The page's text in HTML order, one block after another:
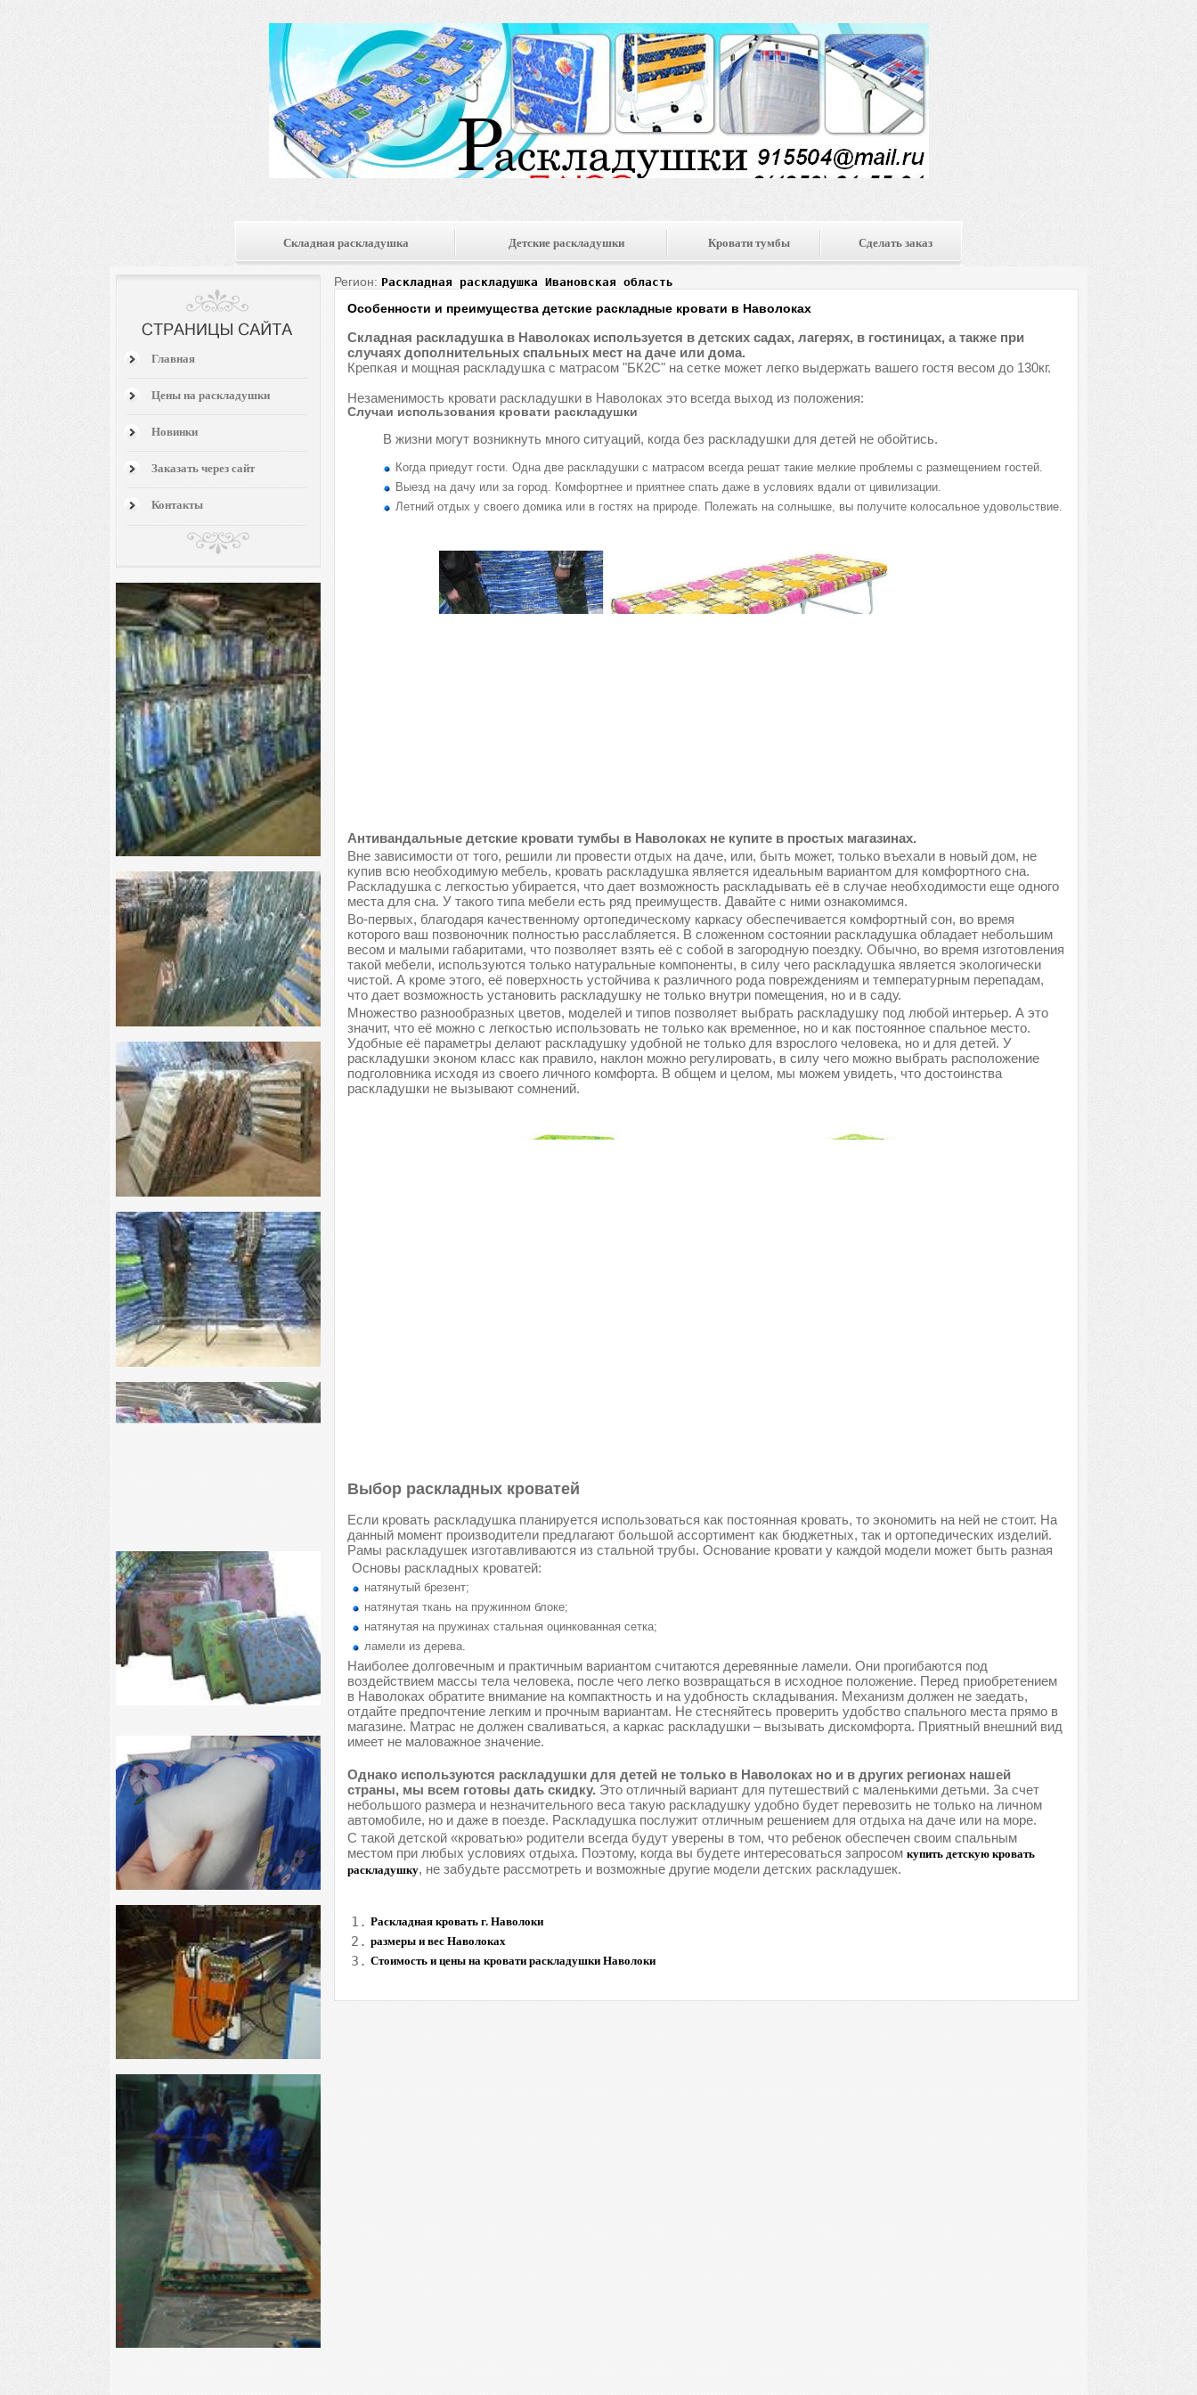
Складная раскладушка Детские раскладушки Кровати тумбы Сделать заказ
Главная
Цены на раскладушки
Новинки
Заказать через сайт
Контакты
Регион: Раскладная раскладушка Ивановская область
Особенности и преимущества детские раскладные кровати в Наволоках
Складная раскладушка в Наволоках используется в детских садах, лагерях, в гостиницах, а также при
случаях дополнительных спальных мест на даче или дома.
Крепкая и мощная раскладушка с матрасом "БК2С" на сетке может легко выдержать вашего гостя весом до 130кг.
Незаменимость кровати раскладушки в Наволоках это всегда выход из положения:
Случаи использования кровати раскладушки
В жизни могут возникнуть много ситуаций, когда без раскладушки для детей не обойтись.
Когда приедут гости. Одна две раскладушки с матрасом всегда решат такие мелкие проблемы с размещением гостей.
Выезд на дачу или за город. Комфортнее и приятнее спать даже в условиях вдали от цивилизации.
Летний отдых у своего домика или в гостях на природе. Полежать на солнышке, вы получите колосальное удовольствие.
Антивандальные детские кровати тумбы в Наволоках не купите в простых магазинах.
Вне зависимости от того, решили ли провести отдых на даче, или, быть может, только въехали в новый дом, не
купив всю необходимую мебель, кровать раскладушка является идеальным вариантом для комфортного сна.
Раскладушка с легкостью убирается, что дает возможность раскладывать её в случае необходимости еще одного
места для сна. У такого типа мебели есть ряд преимуществ. Давайте с ними ознакомимся.
Во-первых, благодаря качественному ортопедическому каркасу обеспечивается комфортный сон, во время
которого ваш позвоночник полностью расслабляется. В сложенном состоянии раскладушка обладает небольшим
весом и малыми габаритами, что позволяет взять её с собой в загородную поездку. Обычно, во время изготовления
такой мебели, используются только натуральные компоненты, в силу чего раскладушка является экологически
чистой. А кроме этого, её поверхность устойчива к различного рода повреждениям и температурным перепадам,
что дает возможность установить раскладушку не только внутри помещения, но и в саду.
Множество разнообразных цветов, моделей и типов позволяет выбрать раскладушку под любой интерьер. А это
значит, что её можно с легкостью использовать не только как временное, но и как постоянное спальное место.
Удобные её параметры делают раскладушку удобной не только для взрослого человека, но и для детей. У
раскладушки эконом класс как правило, наклон можно регулировать, в силу чего можно выбрать расположение
подголовника исходя из своего личного комфорта. В общем и целом, мы можем увидеть, что достоинства
раскладушки не вызывают сомнений.
Выбор раскладных кроватей
Если кровать раскладушка планируется использоваться как постоянная кровать, то экономить на ней не стоит. На
данный момент производители предлагают большой ассортимент как бюджетных, так и ортопедических изделий.
Рамы раскладушек изготавливаются из стальной трубы. Основание кровати у каждой модели может быть разная
Основы раскладных кроватей:
натянутый брезент;
натянутая ткань на пружинном блоке;
натянутая на пружинах стальная оцинкованная сетка;
ламели из дерева.
Наиболее долговечным и практичным вариантом считаются деревянные ламели. Они прогибаются под
воздействием массы тела человека, после чего легко возвращаться в исходное положение. Перед приобретением
в Наволоках обратите внимание на компактность и на удобность складывания. Механизм должен не заедать,
отдайте предпочтение легким и прочным вариантам. Не стесняйтесь проверить удобство спального места прямо в
магазине. Матрас не должен сваливаться, а каркас раскладушки – вызывать дискомфорта. Приятный внешний вид
имеет не маловажное значение.
Однако используются раскладушки для детей не только в Наволоках но и в других регионах нашей
страны, мы всем готовы дать скидку. Это отличный вариант для путешествий с маленькими детьми. За счет
небольшого размера и незначительного веса такую раскладушку удобно будет перевозить не только на личном
автомобиле, но и даже в поезде. Раскладушка послужит отличным решением для отдыха на даче или на море.
С такой детской «кроватью» родители всегда будут уверены в том, что ребенок обеспечен своим спальным
местом при любых условиях отдыха. Поэтому, когда вы будете интересоваться запросом купить детскую кровать
раскладушку, не забудьте рассмотреть и возможные другие модели детских раскладушек.
1. Раскладная кровать г. Наволоки
2. размеры и вес Наволоках
3. Стоимость и цены на кровати раскладушки Наволоки